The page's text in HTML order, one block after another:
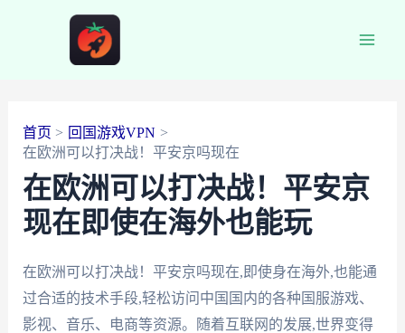
首页
回国游戏VPN
在欧洲可以打决战！平安京吗现在
在欧洲可以打决战！平安京
现在即使在海外也能玩
在欧洲可以打决战！平安京吗现在,即使身在海外,也能通
过合适的技术手段,轻松访问中国国内的各种国服游戏、
影视、音乐、电商等资源。随着互联网的发展,世界变得